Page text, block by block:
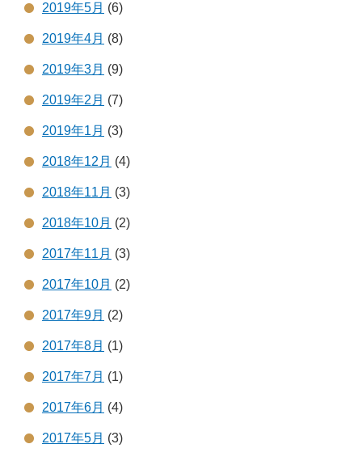
2019年5月 (6)
2019年4月 (8)
2019年3月 (9)
2019年2月 (7)
2019年1月 (3)
2018年12月 (4)
2018年11月 (3)
2018年10月 (2)
2017年11月 (3)
2017年10月 (2)
2017年9月 (2)
2017年8月 (1)
2017年7月 (1)
2017年6月 (4)
2017年5月 (3)